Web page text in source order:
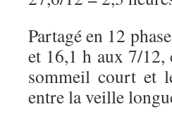
Partagé en 12
et 16,1 h aux 7/12,
sommeil court et
entre la veille